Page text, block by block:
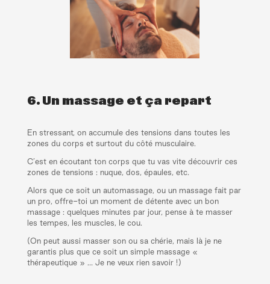
6. Un massage et ça repart
En stressant, on accumule des tensions dans toutes les
zones du corps et surtout du côté musculaire.
C’est en écoutant ton corps que tu vas vite découvrir ces
zones de tensions : nuque, dos, épaules, etc.
Alors que ce soit un automassage, ou un massage fait par
un pro, offre-toi un moment de détente avec un bon
massage : quelques minutes par jour, pense à te masser
les tempes, les muscles, le cou.
(On peut aussi masser son ou sa chérie, mais là je ne
garantis plus que ce soit un simple massage «
thérapeutique » … Je ne veux rien savoir !)